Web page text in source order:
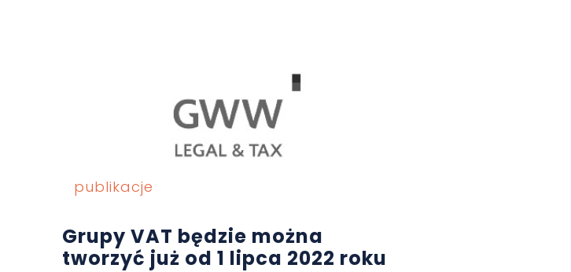
publikacje
Grupy VAT będzie można
tworzyć już od 1 lipca 2022 roku